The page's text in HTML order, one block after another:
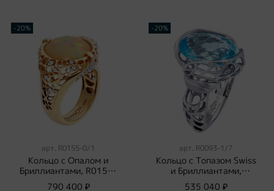
-20%
арт. R0155-0/1
Кольцо с Опалом и
Бриллиантами, R0155-
0/1
790 400 ₽
-20%
арт. R0093-1/7
Кольцо с Топазом Swiss
и Бриллиантами,
R0093-1/7
535 040 ₽